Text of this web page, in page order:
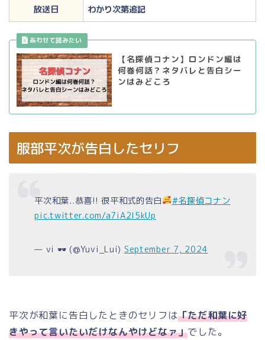
放送日 わかり次第追記
【名探偵コナン】ロンドン編は
何巻何話？ネタバレと告白シー
ンはみどころ
服部平次が告白したセリフ
平次和葉..恭喜!! 很平和式的告白
#名探偵コナン
pic.twitter.com/a7iA2l5kUp
— vi 🕶 (@Yuvi_Lui) September 7, 2024
平次が和葉に告白したときのセリフは「ただ和葉に好
きやって言いたいだけなんやけどなァ」でした。